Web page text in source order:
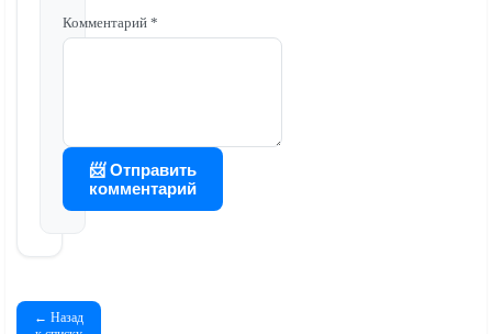
Комментарий *
📨 Отправить
комментарий
← Назад